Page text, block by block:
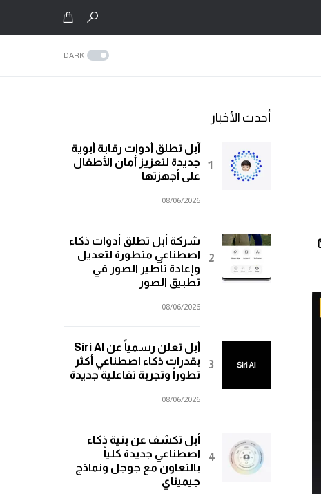
DARK
أحدث الأخبار
آبل تطلق أدوات رقابة أبوية
جديدة لتعزيز أمان الأطفال
على أجهزتها
08/06/2026
شركة أبل تطلق أدوات ذكاء
اصطناعي متطورة لتعديل
وإعادة تأطير الصور في
تطبيق الصور
08/06/2026
أبل تعلن رسمياً عن Siri AI
بقدرات ذكاء اصطناعي أكثر
تطوراً وتجربة تفاعلية جديدة
08/06/2026
أبل تكشف عن بنية ذكاء
اصطناعي جديدة كلياً
بالتعاون مع جوجل ونماذج
جيميناي